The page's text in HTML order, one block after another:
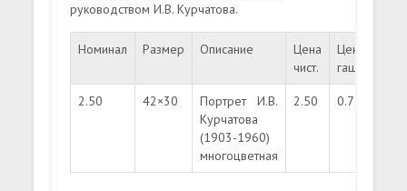
руководством И.В. Курчатова.
Номинал Размер Описание
Цена
чист.
Цена
гаш.
2.50 42×30
Портрет И.В.
Курчатова
(1903-1960)
многоцветная
2.50 0.75